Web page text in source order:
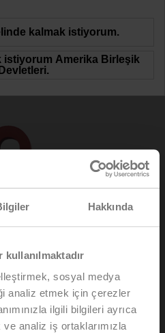
Hakkında
sosyal medya
analiz etmek için çerezler
ilgili bilgileri ayrıca
analiz iş ortaklarımızla
kalmak istiyorum.
istiyorum Amerika Birleşik
Devletleri.